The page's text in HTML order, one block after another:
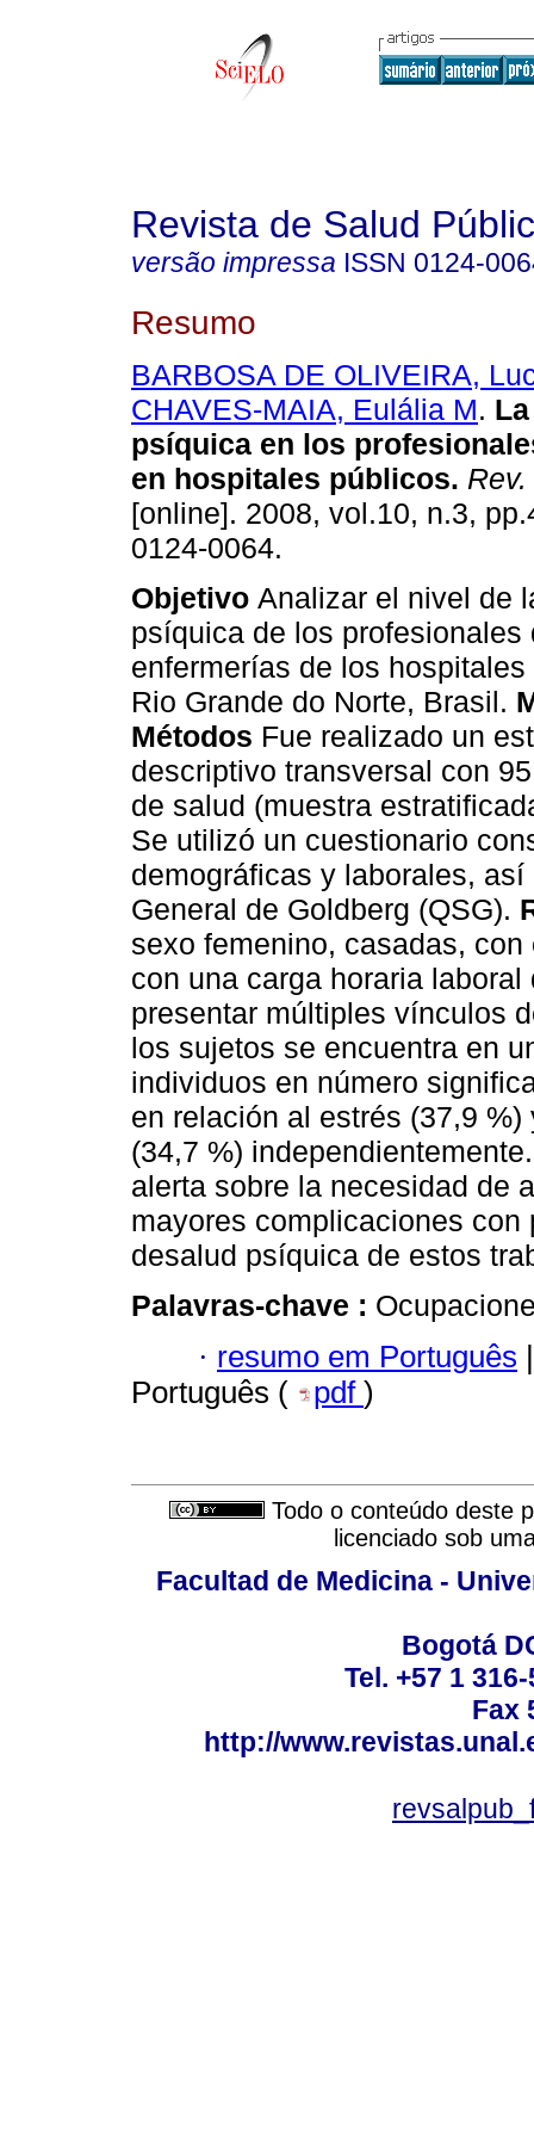
Revista de Salud
versão impressa ISSN 0124-
Resumo
BARBOSA DE OLIVEIRA,
CHAVES-MAIA, Eulália M.
psíquica en los
en hospitales públicos.
[online]. 2008, vol.10, n.3,
0124-0064.
Objetivo Analizar el nivel de
psíquica de los profesionales
enfermerías de los
Rio Grande do Norte, Brasil.
Métodos Fue realizado un
descriptivo transversal con
de salud (muestra
Se utilizó un cuestionario
demográficas y laborales,
General de Goldberg (QSG).
sexo femenino, casadas,
con una carga horaria
presentar múltiples vínculos
los sujetos se encuentra en
individuos en número
en relación al estrés (37,9
(34,7 %)
alerta sobre la necesidad de
mayores complicaciones
desalud psíquica de estos
Palavras-chave :
· resumo em Português |
Português (
pdf )
Todo o conteúdo deste
licenciado sob
Facultad de Medicina -
Bogotá
Tel. +57 1
Fax
http://